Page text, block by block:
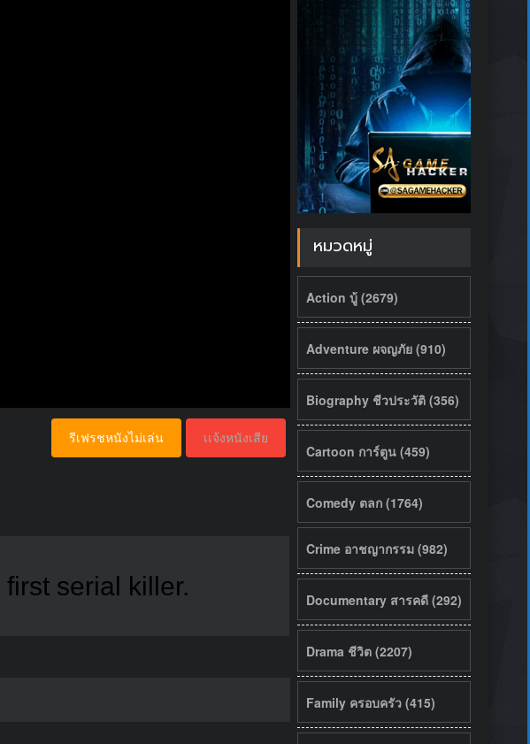
เเจ้งหนังเสีย
รีเฟรชหนังไม่เล่น
serial killer.
หมวดหมู่
Action บู้ (2679)
Adventure ผจญภัย (910)
Biography ชีวประวัติ (356)
Cartoon การ์ตูน (459)
Comedy ตลก (1764)
Crime อาชญากรรม (982)
Documentary สารคดี (292)
Drama ชีวิต (2207)
Family ครอบครัว (415)